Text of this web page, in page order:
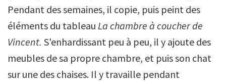
Pendant des semaines, il copie, puis peint des
éléments du tableau La chambre à coucher de
Vincent. S'enhardissant peu à peu, il y ajoute des
meubles de sa propre chambre, et puis son chat
sur une des chaises. Il y travaille pendant